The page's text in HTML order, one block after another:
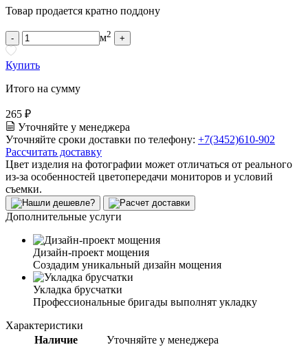
Товар продается кратно поддону
- м2 +
Купить
Итого на сумму
265 ₽
Уточняйте у менеджера
Уточняйте сроки доставки по телефону: +7(3452)610-902
Рассчитать доставку
Цвет изделия на фотографии может отличаться от реального
из-за особенностей цветопередачи мониторов и условий
съемки.
Дополнительные услуги
Дизайн-проект мощения
Создадим уникальный дизайн мощения
Укладка брусчатки
Профессиональные бригады выполнят укладку
Характеристики
Наличие
Уточняйте у менеджера